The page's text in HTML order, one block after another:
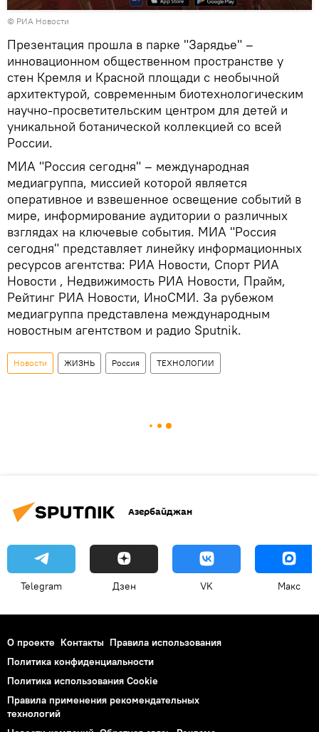
© РИА Новости
Презентация прошла в парке "Зарядье" –
инновационном общественном пространстве у
стен Кремля и Красной площади с необычной
архитектурой, современным биотехнологическим
научно-просветительским центром для детей и
уникальной ботанической коллекцией со всей
России.
МИА "Россия сегодня" – международная
медиагруппа, миссией которой является
оперативное и взвешенное освещение событий в
мире, информирование аудитории о различных
взглядах на ключевые события. МИА "Россия
сегодня" представляет линейку информационных
ресурсов агентства: РИА Новости, Спорт РИА
Новости , Недвижимость РИА Новости, Прайм,
Рейтинг РИА Новости, ИноСМИ. За рубежом
медиагруппа представлена международным
новостным агентством и радио Sputnik.
Новости ЖИЗНЬ Россия ТЕХНОЛОГИИ
Азербайджан
Telegram Дзен VK Макс
О проекте Контакты Правила использования
Политика конфиденциальности
Политика использования Cookie
Правила применения рекомендательных
технологий